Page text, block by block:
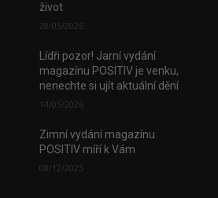
život
28/05/2026
Lídři pozor! Jarní vydání
magazínu POSITIV je venku,
nenechte si ujít aktuální dění
14/05/2026
Zimní vydání magazínu
POSITIV míří k Vám
08/12/2025